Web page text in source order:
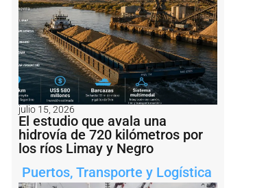
julio 15, 2026
El estudio que avala una
hidrovía de 720 kilómetros por
los ríos Limay y Negro
Puertos, Transporte y Logística